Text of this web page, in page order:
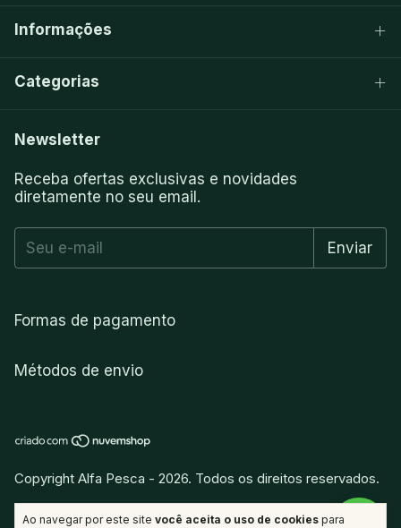
Ao navegar por este site você aceita o uso de cookies para
Informações
Categorias
Newsletter
Receba ofertas exclusivas e novidades
diretamente no seu email.
Formas de pagamento
Métodos de envio
Copyright Alfa Pesca - 2026. Todos os direitos reservados.
Desenvolvido porvitamina.